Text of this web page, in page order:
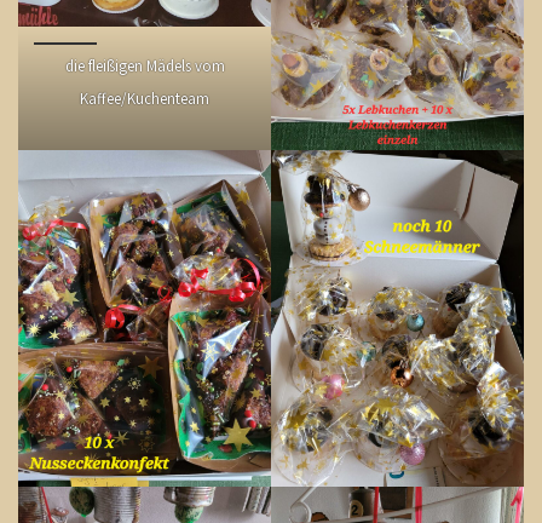
die fleißigen Mädels vom
Kaffee/Kuchenteam